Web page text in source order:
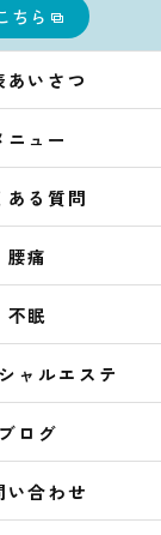
ちら
あいさつ
ニュー
ある質問
腰痛
不眠
ャルエステ
ブログ
い合わせ